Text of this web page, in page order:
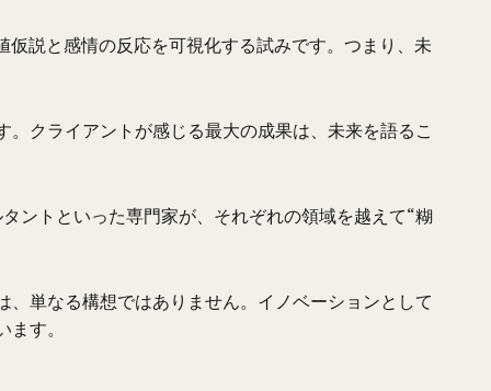
説と感情の反応を可視化する試みです。つまり、未
クライアントが感じる最大の成果は、未来を語るこ
ントといった専門家が、それぞれの領域を越えて“糊
単なる構想ではありません。イノベーションとして
す。